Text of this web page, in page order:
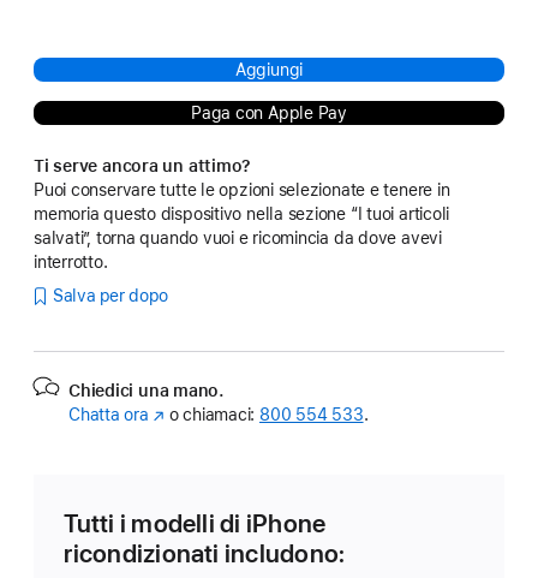
Aggiungi
Paga con Apple Pay
Ti serve ancora un attimo?
Puoi conservare tutte le opzioni selezionate e tenere in
memoria questo dispositivo nella sezione “I tuoi articoli
salvati”, torna quando vuoi e ricomincia da dove avevi
interrotto.
Salva per dopo
Chiedici una mano.
Chatta ora (Si
nuova
finestra)
o chiamaci: 800 554 533.
Tutti i modelli di iPhone
ricondizionati includono: